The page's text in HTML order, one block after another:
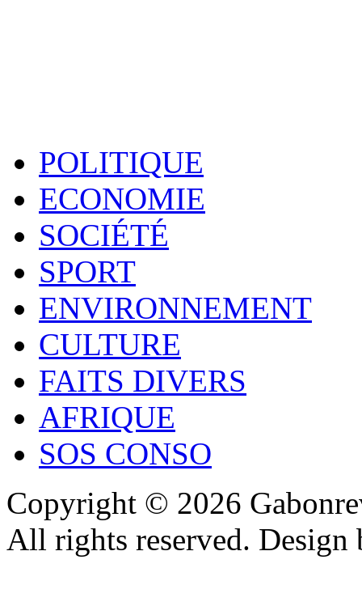
POLITIQUE
ECONOMIE
SOCIÉTÉ
SPORT
ENVIRONNEMENT
CULTURE
FAITS DIVERS
AFRIQUE
SOS CONSO
Copyright © 2026
All rights reserved.